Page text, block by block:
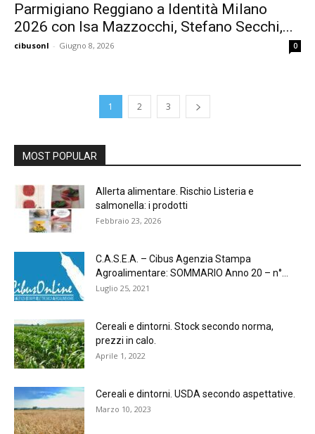
Parmigiano Reggiano a Identità Milano
2026 con Isa Mazzocchi, Stefano Secchi,...
cibusonl - Giugno 8, 2026 0
1 2 3
MOST POPULAR
Allerta alimentare. Rischio Listeria e
salmonella: i prodotti
Febbraio 23, 2026
C.A.S.E.A. – Cibus Agenzia Stampa
Agroalimentare: SOMMARIO Anno 20 – n°...
Luglio 25, 2021
Cereali e dintorni. Stock secondo norma,
prezzi in calo.
Aprile 1, 2022
Cereali e dintorni. USDA secondo aspettative.
Marzo 10, 2023